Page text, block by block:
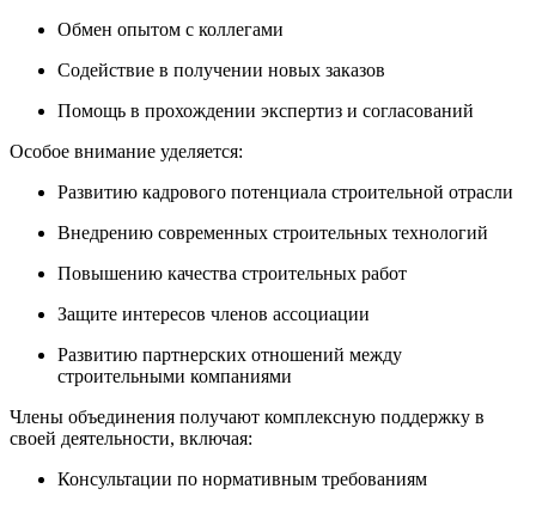
Обмен опытом с коллегами
Содействие в получении новых заказов
Помощь в прохождении экспертиз и согласований
Особое внимание уделяется:
Развитию кадрового потенциала строительной отрасли
Внедрению современных строительных технологий
Повышению качества строительных работ
Защите интересов членов ассоциации
Развитию партнерских отношений между
строительными компаниями
Члены объединения получают комплексную поддержку в
своей деятельности, включая:
Консультации по нормативным требованиям